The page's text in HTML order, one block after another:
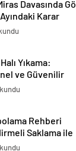
Karar
Çevrildi
ve Güvenilir
Saklama ile